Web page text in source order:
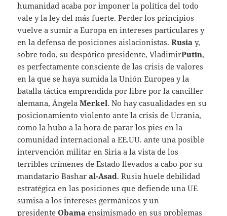
humanidad acaba por imponer la política del todo
vale y la ley del más fuerte. Perder los principios
vuelve a sumir a Europa en intereses particulares y
en la defensa de posiciones aislacionistas.Rusia y,
sobre todo, su despótico presidente, VladimirPutin,
es perfectamente consciente de las crisis de valores
en la que se haya sumida la Unión Europea y la
batalla táctica emprendida por libre por la canciller
alemana, ÁngelaMerkel. No hay casualidades en su
posicionamiento violento ante la crisis de Ucrania,
como la hubo a la hora de parar los pies en la
comunidad internacional a EE.UU. ante una posible
intervención militar en Siria a la vista de los
terribles crímenes de Estado llevados a cabo por su
mandatario Basharal-Asad. Rusia huele debilidad
estratégica en las posiciones que defiende una UE
sumisa a los intereses germánicos y un
presidenteObama ensimismado en sus problemas